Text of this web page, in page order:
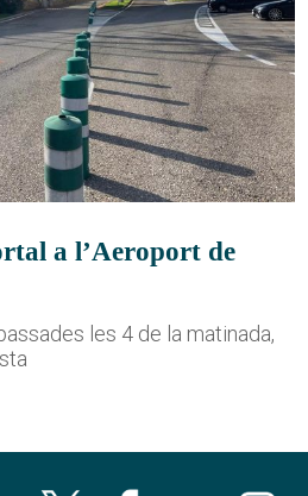
a l’Aeroport de
les 4 de la matinada,